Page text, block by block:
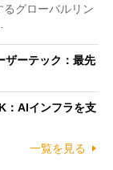
グローバルリン
ザーテック：最先
：AIインフラを支
一覧を見る